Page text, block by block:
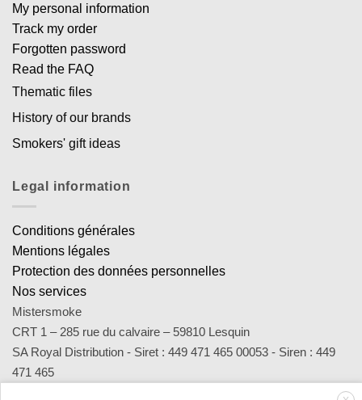
My personal information
Track my order
Forgotten password
Read the FAQ
Thematic files
History of our brands
Smokers' gift ideas
Legal information
Conditions générales
Mentions légales
Protection des données personnelles
Nos services
Mistersmoke
CRT 1 – 285 rue du calvaire – 59810 Lesquin
SA Royal Distribution - Siret : 449 471 465 00053 - Siren : 449
471 465